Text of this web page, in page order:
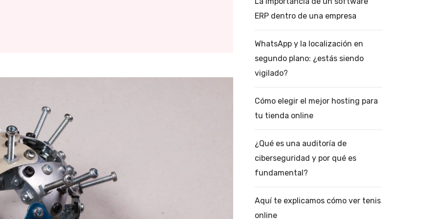
ERP dentro de una empresa
WhatsApp y la localización en
segundo plano: ¿estás siendo
vigilado?
Cómo elegir el mejor hosting para
tu tienda online
¿Qué es una auditoría de
ciberseguridad y por qué es
fundamental?
Aquí te explicamos cómo ver tenis
online